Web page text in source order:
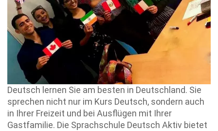
Deutsch lernen Sie am besten in Deutschland. Sie
sprechen nicht nur im Kurs Deutsch, sondern auch
in Ihrer Freizeit und bei Ausflügen mit Ihrer
Gastfamilie. Die Sprachschule Deutsch Aktiv bietet